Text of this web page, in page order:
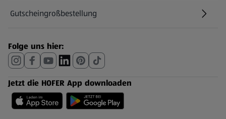
Gutscheingroßbestellung
(öffnet in einem neuen Tab)
Folge uns hier:
Jetzt die HOFER App downloaden